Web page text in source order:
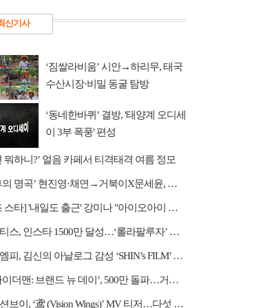
신기사
‘짐쌀라비움’ 시안→하리무, 태국
수산시장·비밀 동굴 탐방
‘동네한바퀴’ 결방, '태양계 오디세
이 3부 폭풍' 편성
뭐하니?’ 얼음 카페서 티격태격 여름 정모
‘불후의 명곡’ 현진영·채연→거북이X문세윤, 레전드 배틀
[비즈 스타] '내일도 출근' 강미나 "아이오아이 불화설? 사실 아냐"(인터뷰)
코르티스, 인스타 1500만 달성…‘롤라팔루자’ 무대 열기 이어간다
에이엠피, 김신의 아날로그 감성 ‘SHIN’s FILM’ 공개
‘스파이더맨: 브랜드 뉴 데이’, 500만 돌파…거침없는 흥행 질주
웨이션브이, ‘鸢 (Vision Wings)’ MV 티저…다섯 전사들의 강렬한 비상